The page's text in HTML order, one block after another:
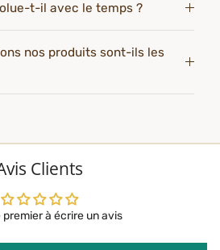
t-il avec le temps ?
nos produits sont-ils les
Clients
premier à écrire un avis